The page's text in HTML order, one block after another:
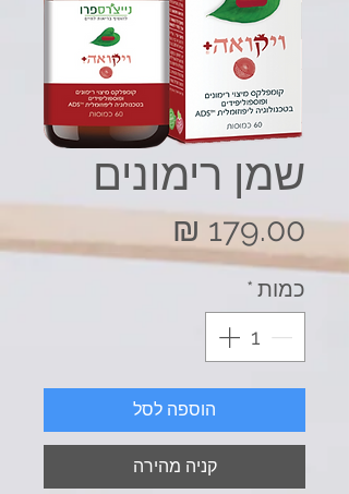
שמן רימונים
כמות *
הוספה לסל
קניה מהירה